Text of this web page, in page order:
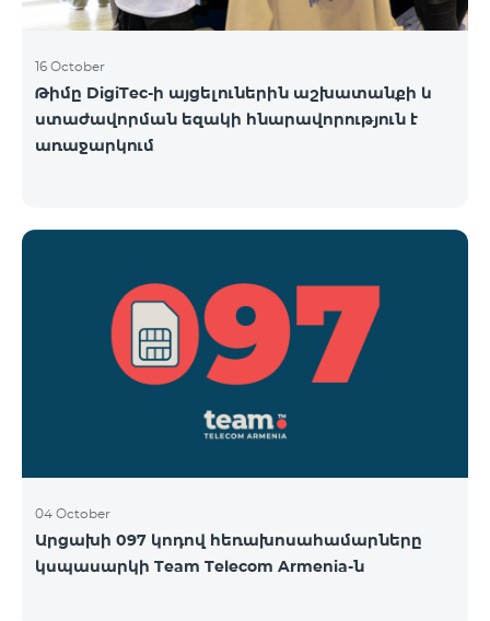
16 October
Թիմը DigiTec-ի այցելուներին աշխատանքի և
ստաժավորման եզակի հնարավորություն է
առաջարկում
04 October
Արցախի 097 կոդով հեռախոսահամարները
կսպասարկի Team Telecom Armenia-ն